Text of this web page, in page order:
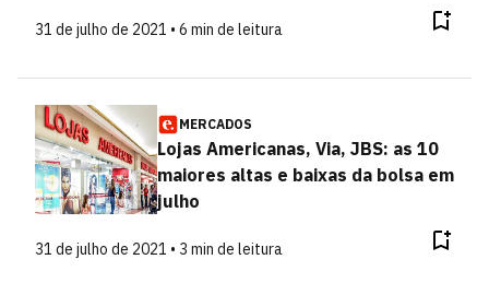
31 de julho de 2021 • 6 min de leitura
MERCADOS
Lojas Americanas, Via, JBS: as 10
maiores altas e baixas da bolsa em
julho
31 de julho de 2021 • 3 min de leitura